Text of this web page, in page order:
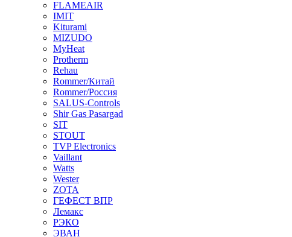
FLAMEAIR
IMIT
Kiturami
MIZUDO
MyHeat
Protherm
Rehau
Rommer/Китай
Rommer/Россия
SALUS-Controls
Shir Gas Pasargad
SIT
STOUT
TVP Electronics
Vaillant
Watts
Wester
ZOTA
ГЕФЕСТ ВПР
Лемакс
РЭКО
ЭВАН